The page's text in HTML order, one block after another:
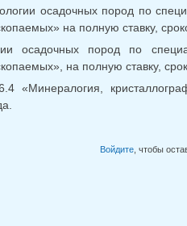
осадочных пород по
на полную ставку,
осадочных пород по
на полную ставку,
«Минералогия,
Войдите, чтобы